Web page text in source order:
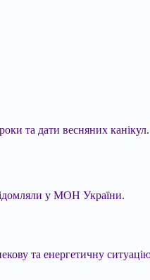
та дати весняних
у МОН України.
та енергетичну